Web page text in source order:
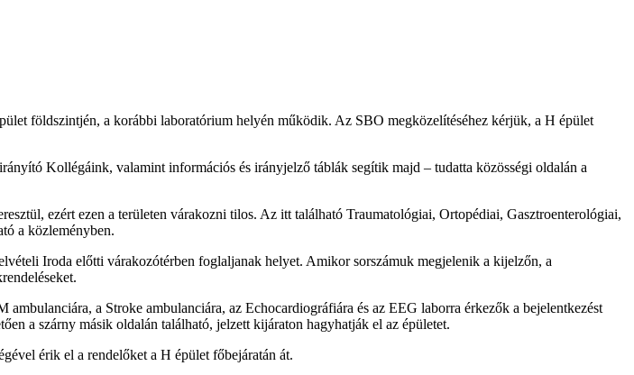
földszintjén, a korábbi laboratórium helyén működik. Az SBO megközelítéséhez kérjük, a H épület
Kollégáink, valamint információs és irányjelző táblák segítik majd – tudatta közösségi oldalán a
ezért ezen a területen várakozni tilos. Az itt található Traumatológiai, Ortopédiai, Gasztroenterológiai,
a közleményben.
Iroda előtti várakozótérben foglaljanak helyet. Amikor sorszámuk megjelenik a kijelzőn, a
a Stroke ambulanciára, az Echocardiográfiára és az EEG laborra érkezők a bejelentkezést
a szárny másik oldalán található, jelzett kijáraton hagyhatják el az épületet.
érik el a rendelőket a H épület főbejáratán át.